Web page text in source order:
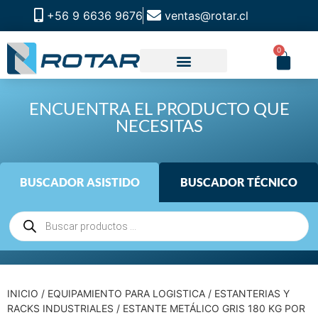
+56 9 6636 9676 ventas@rotar.cl
0
ENCUENTRA EL PRODUCTO QUE
NECESITAS
BUSCADOR ASISTIDO BUSCADOR TÉCNICO
INICIO / EQUIPAMIENTO PARA LOGISTICA / ESTANTERIAS Y
RACKS INDUSTRIALES / ESTANTE METÁLICO GRIS 180 KG POR